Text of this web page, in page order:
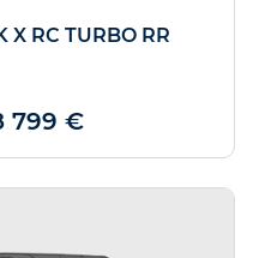
X RC TURBO RR
799 €